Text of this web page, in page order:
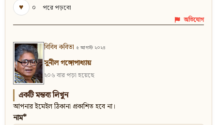
♥
০ পরে পড়বো
অভিযোগ
বিবিধ কবিতা ৫ আগস্ট ২০২৪
সুনীল গঙ্গোপাধ্যায়
২০৬ বার পড়া হয়েছে
একটি মন্তব্য লিখুন
আপনার ইমেইল ঠিকানা প্রকাশিত হবে না।
নাম*